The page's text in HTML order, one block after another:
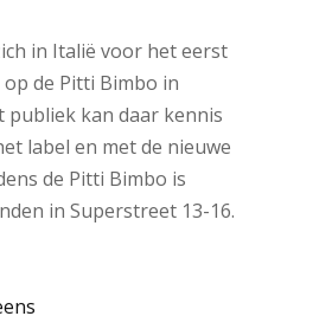
in Italië voor het eerst
de Pitti Bimbo in
publiek kan daar kennis
label en met de nieuwe
de Pitti Bimbo is
in Superstreet 13-16.